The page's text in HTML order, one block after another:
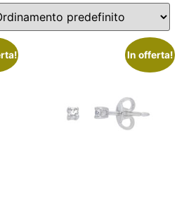
In offerta!